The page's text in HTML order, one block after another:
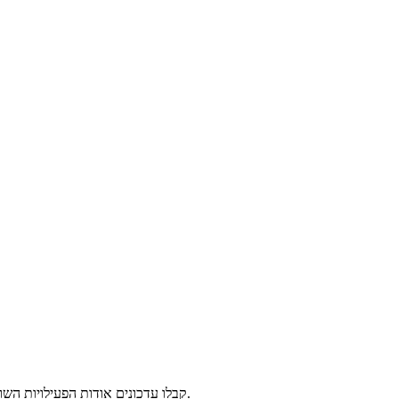
קבלו עדכונים אודות הפעילויות השונות המתקיימות בסמסטרים, המורים האורחים, הזדמנויות להתנדב ולתמוך, כתבות תוכן ומידע נוסף אודות פעילויות נוספות של עמותת שיטה וחוכמה.